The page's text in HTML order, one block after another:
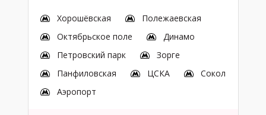
Хорошёвская
Полежаевская
Октябрьское поле
Динамо
Петровский парк
Зорге
Панфиловская
ЦСКА
Сокол
Аэропорт